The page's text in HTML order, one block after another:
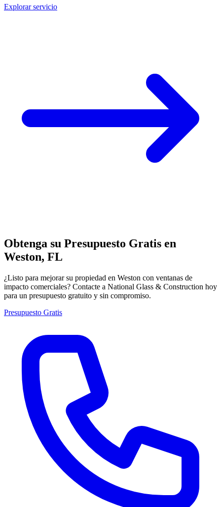
Explorar servicio
Obtenga su Presupuesto Gratis en
Weston, FL
¿Listo para mejorar su propiedad en Weston con ventanas de
impacto comerciales? Contacte a National Glass & Construction hoy
para un presupuesto gratuito y sin compromiso.
Presupuesto Gratis